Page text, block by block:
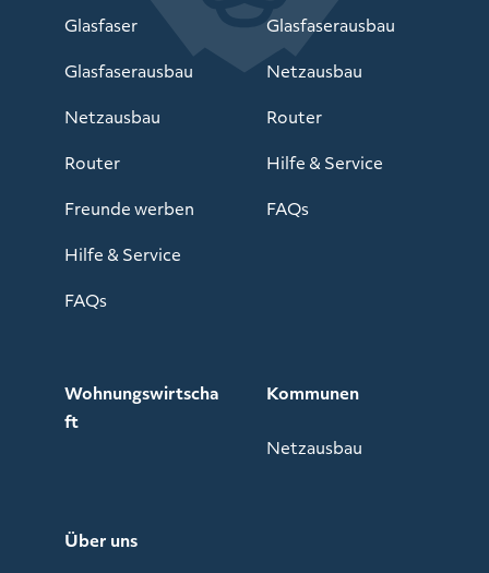
Glasfaser
Glasfaserausbau
Netzausbau
Router
Freunde werben
Hilfe & Service
FAQs
Glasfaserausbau
Netzausbau
Router
Hilfe & Service
FAQs
Wohnungswirtscha
ft
Kommunen
Netzausbau
Über uns